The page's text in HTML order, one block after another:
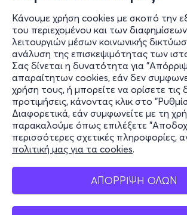
Κάνουμε χρήση cookies με σκοπό την
του περιεχομένου και των
λειτουργιών μέσων κοινωνικής
ανάλυση της επισκεψιμότητας των
Σας δίνεται η δυνατότητα για
απαραίτητων cookies, εάν δεν
χρήση τους, ή μπορείτε να ορίσετε τις
προτιμήσεις, κάνοντας κλικ στο
Διαφορετικά, εάν συμφωνείτε με τη
παρακαλούμε όπως επιλέξετε
περισσότερες σχετικές πληροφορίες,
πολιτική μας για τα cookies.
ΑΠΟΡΡΙΨΗ ΟΛΩΝ
Πληροφορίες
Υποστήριξη
Stay Connected
Mobile app